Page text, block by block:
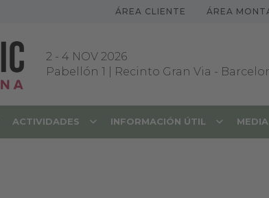
ÁREA CLIENTE ÁREA
2 - 4 NOV 2026
Pabellón 1 | Recinto Gran Via -
ACTIVIDADES INFORMACIÓN ÚTIL MEDIA